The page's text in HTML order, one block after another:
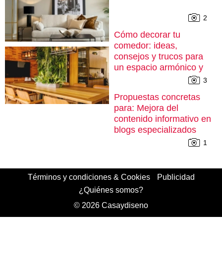
2
Cómo decorar tu
comedor: ideas,
consejos y trucos para
un espacio armónico y
3
Propuestas concretas
para: Mejora del
contenido informativo en
blogs especializados
1
Términos y condiciones & Cookies
Publicidad
¿Quiénes somos?
© 2026 Casaydiseno